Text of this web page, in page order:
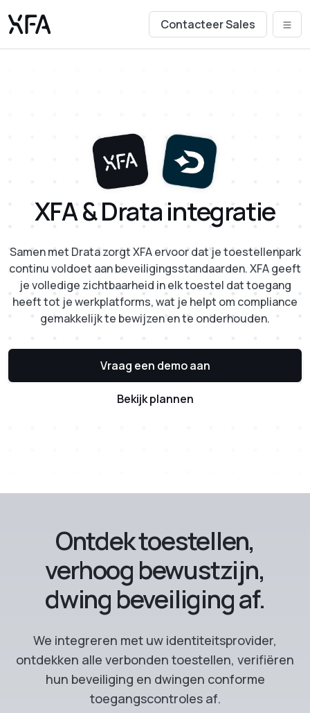
Contacteer Sales
XFA & Drata integratie
Samen met Drata zorgt XFA ervoor dat je toestellenpark
continu voldoet aan beveiligingsstandaarden. XFA geeft
je volledige zichtbaarheid in elk toestel dat toegang
heeft tot je werkplatforms, wat je helpt om compliance
gemakkelijk te bewijzen en te onderhouden.
Vraag een demo aan
Bekijk plannen
Ontdek toestellen,
verhoog bewustzijn,
dwing beveiliging af.
We integreren met uw identiteitsprovider,
ontdekken alle verbonden toestellen, verifiëren
hun beveiliging en dwingen conforme
toegangscontroles af.